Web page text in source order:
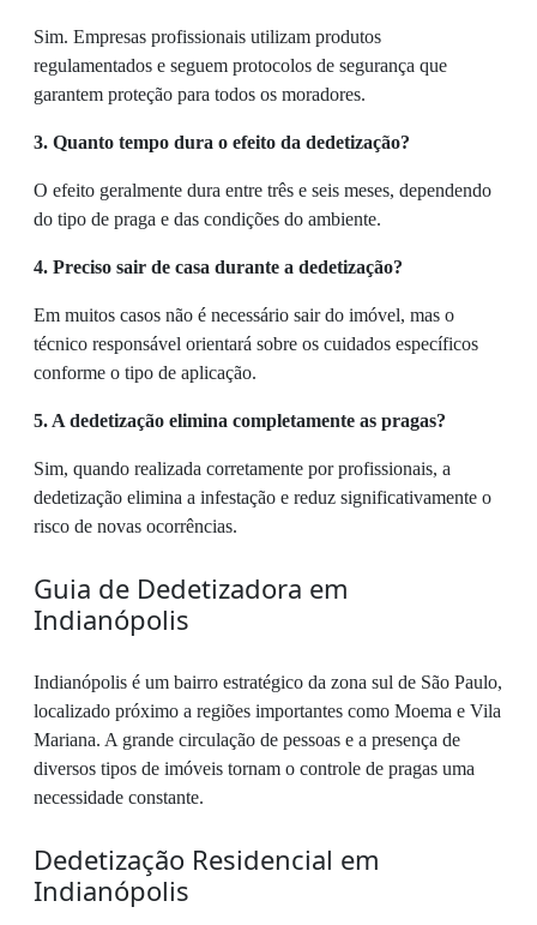
Sim. Empresas profissionais utilizam produtos
regulamentados e seguem protocolos de segurança que
garantem proteção para todos os moradores.
3. Quanto tempo dura o efeito da dedetização?
O efeito geralmente dura entre três e seis meses, dependendo
do tipo de praga e das condições do ambiente.
4. Preciso sair de casa durante a dedetização?
Em muitos casos não é necessário sair do imóvel, mas o
técnico responsável orientará sobre os cuidados específicos
conforme o tipo de aplicação.
5. A dedetização elimina completamente as pragas?
Sim, quando realizada corretamente por profissionais, a
dedetização elimina a infestação e reduz significativamente o
risco de novas ocorrências.
Guia de Dedetizadora em
Indianópolis
Indianópolis é um bairro estratégico da zona sul de São Paulo,
localizado próximo a regiões importantes como Moema e Vila
Mariana. A grande circulação de pessoas e a presença de
diversos tipos de imóveis tornam o controle de pragas uma
necessidade constante.
Dedetização Residencial em
Indianópolis